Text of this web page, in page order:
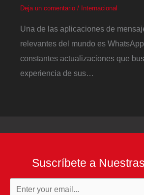
Deja un comentario / Internacional
Una de las aplicaciones de
relevantes del mundo es
constantes actualizaciones que
experiencia de sus…
Suscríbete a